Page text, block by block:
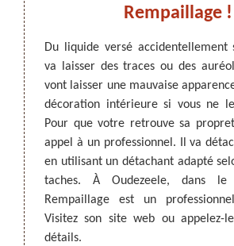
ARTISAN DEZITTER,
CANNAGE -
être
sur
Vous
un
pour
le
dans
Rempaillage !
Du liquide versé accidentellement
va laisser des traces ou des
vont laisser une mauvaise
décoration intérieure si vous ne
Pour que votre retrouve sa
appel à un professionnel. Il va
en utilisant un détachant adapté
taches. À Oudezeele, dans le
Rempaillage est un
Visitez son site web ou appelez-
détails.